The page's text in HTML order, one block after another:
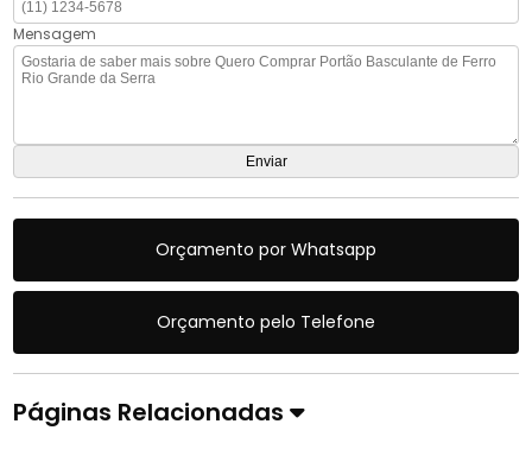
Mensagem
Orçamento por Whatsapp
Orçamento pelo Telefone
Páginas Relacionadas